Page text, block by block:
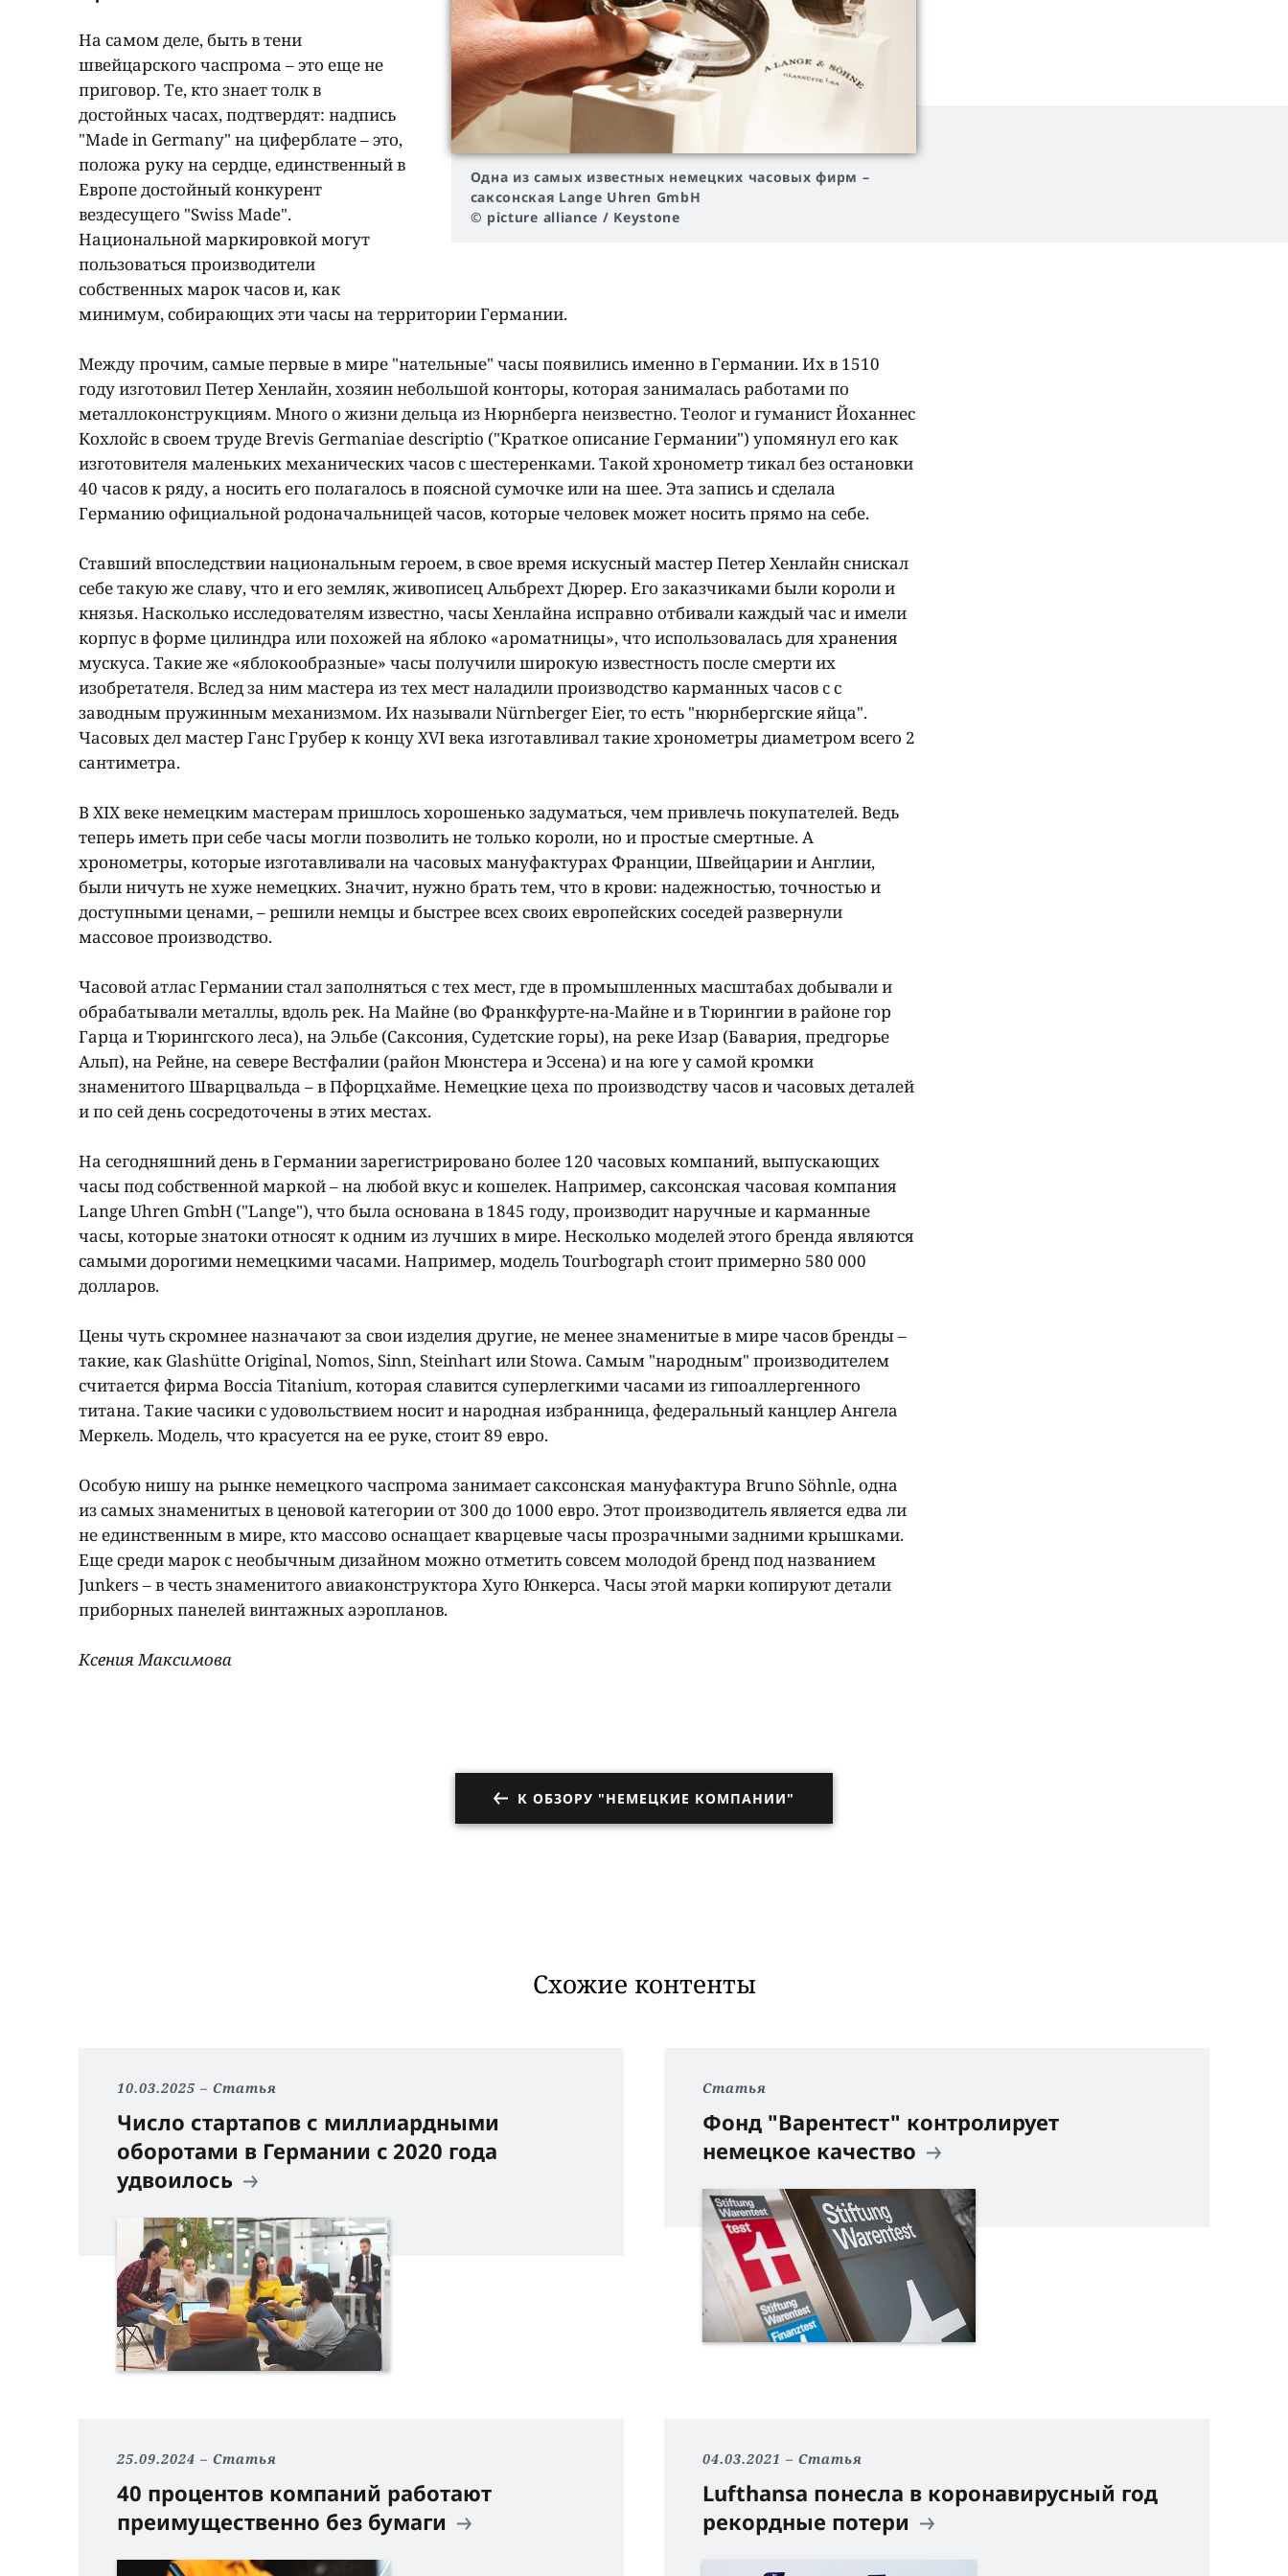
Одна из самых известных немецких часовых фирм –
саксонская Lange Uhren GmbH
© picture alliance / Keystone
На самом деле, быть в тени
швейцарского часпрома – это еще не
приговор. Те, кто знает толк в
достойных часах, подтвердят: надпись
"Made in Germany" на циферблате – это,
положа руку на сердце, единственный в
Европе достойный конкурент
вездесущего "Swiss Made".
Национальной маркировкой могут
пользоваться производители
собственных марок часов и, как
минимум, собирающих эти часы на территории Германии.
Между прочим, самые первые в мире "нательные" часы появились именно в Германии. Их в 1510
году изготовил Петер Хенлайн, хозяин небольшой конторы, которая занималась работами по
металлоконструкциям. Много о жизни дельца из Нюрнберга неизвестно. Теолог и гуманист Йоханнес
Кохлойс в своем труде Brevis Germaniae descriptio ("Краткое описание Германии") упомянул его как
изготовителя маленьких механических часов c шестеренками. Такой хронометр тикал без остановки
40 часов к ряду, а носить его полагалось в поясной сумочке или на шее. Эта запись и сделала
Германию официальной родоначальницей часов, которые человек может носить прямо на себе.
Ставший впоследствии национальным героем, в свое время искусный мастер Петер Хенлайн снискал
себе такую же славу, что и его земляк, живописец Альбрехт Дюрер. Его заказчиками были короли и
князья. Насколько исследователям известно, часы Хенлайна исправно отбивали каждый час и имели
корпус в форме цилиндра или похожей на яблоко «ароматницы», что использовалась для хранения
мускуса. Такие же «яблокообразные» часы получили широкую известность после смерти их
изобретателя. Вслед за ним мастера из тех мест наладили производство карманных часов c с
заводным пружинным механизмом. Их называли Nürnberger Eier, то есть "нюрнбергские яйца".
Часовых дел мастер Ганс Грубер к концу XVI века изготавливал такие хронометры диаметром всего 2
сантиметра.
В XIX веке немецким мастерам пришлось хорошенько задуматься, чем привлечь покупателей. Ведь
теперь иметь при себе часы могли позволить не только короли, но и простые смертные. А
хронометры, которые изготавливали на часовых мануфактурах Франции, Швейцарии и Англии,
были ничуть не хуже немецких. Значит, нужно брать тем, что в крови: надежностью, точностью и
доступными ценами, – решили немцы и быстрее всех своих европейских соседей развернули
массовое производство.
Часовой атлас Германии стал заполняться с тех мест, где в промышленных масштабах добывали и
обрабатывали металлы, вдоль рек. На Майне (во Франкфурте-на-Майне и в Тюрингии в районе гор
Гарца и Тюрингского леса), на Эльбе (Саксония, Судетские горы), на реке Изар (Бавария, предгорье
Альп), на Рейне, на севере Вестфалии (район Мюнстера и Эссена) и на юге у самой кромки
знаменитого Шварцвальда – в Пфорцхайме. Немецкие цеха по производству часов и часовых деталей
и по сей день сосредоточены в этих местах.
На сегодняшний день в Германии зарегистрировано более 120 часовых компаний, выпускающих
часы под собственной маркой – на любой вкус и кошелек. Например, саксонская часовая компания
Lange Uhren GmbH ("Lange"), что была основана в 1845 году, производит наручные и карманные
часы, которые знатоки относят к одним из лучших в мире. Несколько моделей этого бренда являются
самыми дорогими немецкими часами. Например, модель Tourbograph стоит примерно 580 000
долларов.
Цены чуть скромнее назначают за свои изделия другие, не менее знаменитые в мире часов бренды –
такие, как Glashütte Original, Nomos, Sinn, Steinhart или Stowa. Самым "народным" производителем
считается фирма Boccia Titanium, которая славится суперлегкими часами из гипоаллергенного
титана. Такие часики с удовольствием носит и народная избранница, федеральный канцлер Ангела
Меркель. Модель, что красуется на ее руке, стоит 89 евро.
Особую нишу на рынке немецкого часпрома занимает саксонская мануфактура Bruno Söhnle, одна
из самых знаменитых в ценовой категории от 300 до 1000 евро. Этот производитель является едва ли
не единственным в мире, кто массово оснащает кварцевые часы прозрачными задними крышками.
Еще среди марок с необычным дизайном можно отметить совсем молодой бренд под названием
Junkers – в честь знаменитого авиаконструктора Хуго Юнкерса. Часы этой марки копируют детали
приборных панелей винтажных аэропланов.
Ксения Максимова
К ОБЗОРУ "НЕМЕЦКИЕ КОМПАНИИ"
Схожие контенты
10.03.2025 Статья
Число стартапов с миллиардными
оборотами в Германии c 2020 года
удвоилось
Статья
Фонд "Варентест" контролирует
немецкое качество
25.09.2024 Статья
40 процентов компаний работают
преимущественно без бумаги
04.03.2021 Статья
Lufthansa понесла в коронавирусный год
рекордные потери